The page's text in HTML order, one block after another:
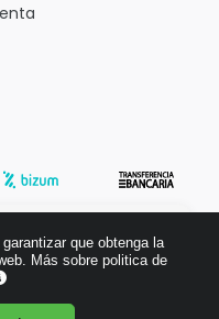
>
que obtenga la
Más sobre politica de